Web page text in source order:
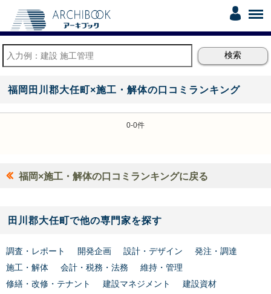
福岡田川郡大任町×施工・解体の口コミランキング
0-0件
福岡×施工・解体の口コミランキングに戻る
田川郡大任町で他の専門家を探す
調査・レポート 開発企画 設計・デザイン
発注・調達
施工・解体
会計・税務・法務
維持・管理
修繕・改修・テナント
建設マネジメント
建設資材